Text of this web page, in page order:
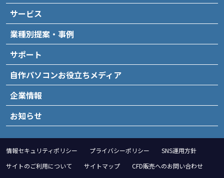
サービス
業種別提案・事例
サポート
自作パソコンお役立ちメディア
企業情報
お知らせ
情報セキュリティポリシー プライバシーポリシー
SNS運用方針
サイトのご利用について
サイトマップ CFD販売へのお問い合わせ